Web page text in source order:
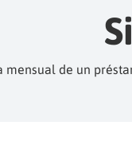
mensual de un